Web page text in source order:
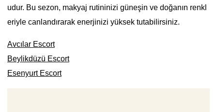
udur. Bu sezon, makyaj rutininizi güneşin ve doğanın renkl
eriyle canlandırarak enerjinizi yüksek tutabilirsiniz.
Avcılar Escort
Beylikdüzü Escort
Esenyurt Escort